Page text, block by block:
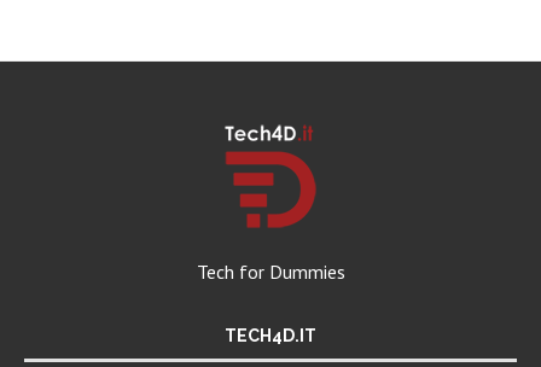
Tech for Dummies
TECH4D.IT